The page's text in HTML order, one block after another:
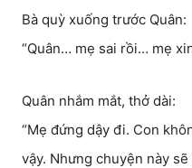
Bà quỳ xuống trước Quân:
“Quân… mẹ sai rồi… mẹ
Quân nhắm mắt, thở dài:
“Mẹ đứng dậy đi. Con
vậy. Nhưng chuyện này sẽ